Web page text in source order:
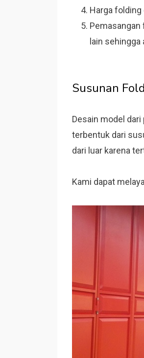
Harga folding
Pemasangan
lain
Susunan
Desain model
terbentuk dari
dari luar karena
Kami dapat